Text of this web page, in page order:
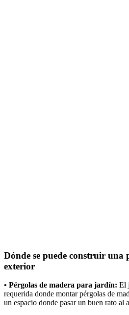
Dónde se puede construir una
exterior
• Pérgolas de madera para jardín: El
requerida donde montar pérgolas de
un espacio donde pasar un buen rato al